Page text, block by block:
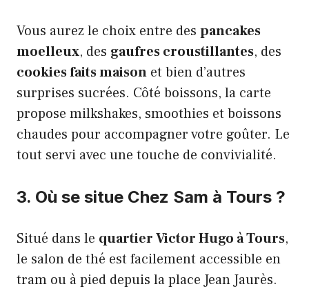
Vous aurez le choix entre des pancakes
moelleux, des gaufres croustillantes, des
cookies faits maison et bien d’autres
surprises sucrées. Côté boissons, la carte
propose milkshakes, smoothies et boissons
chaudes pour accompagner votre goûter. Le
tout servi avec une touche de convivialité.
3. Où se situe Chez Sam à Tours ?
Situé dans le quartier Victor Hugo à Tours,
le salon de thé est facilement accessible en
tram ou à pied depuis la place Jean Jaurès.